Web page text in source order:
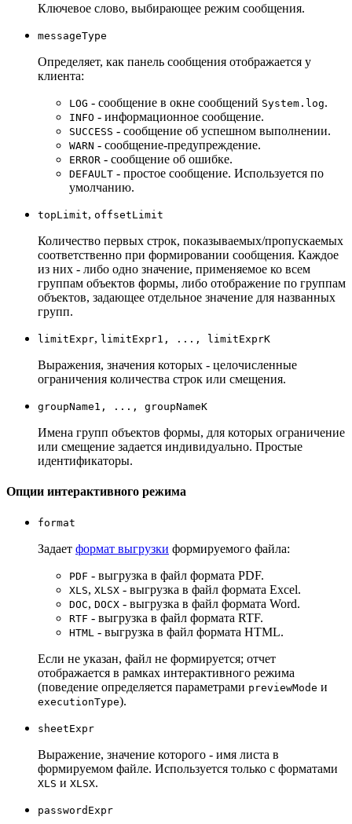
Ключевое слово, выбирающее режим сообщения.
messageType
Определяет, как панель сообщения отображается у
клиента:
LOG - сообщение в окне сообщений System.log.
INFO - информационное сообщение.
SUCCESS - сообщение об успешном выполнении.
WARN - сообщение-предупреждение.
ERROR - сообщение об ошибке.
DEFAULT - простое сообщение. Используется по
умолчанию.
topLimit, offsetLimit
Количество первых строк, показываемых/пропускаемых
соответственно при формировании сообщения. Каждое
из них - либо одно значение, применяемое ко всем
группам объектов формы, либо отображение по группам
объектов, задающее отдельное значение для названных
групп.
limitExpr, limitExpr1, ..., limitExprK
Выражения, значения которых - целочисленные
ограничения количества строк или смещения.
groupName1, ..., groupNameK
Имена групп объектов формы, для которых ограничение
или смещение задается индивидуально. Простые
идентификаторы.
Опции интерактивного режима
format
Задает формат выгрузки формируемого файла:
PDF - выгрузка в файл формата PDF.
XLS, XLSX - выгрузка в файл формата Excel.
DOC, DOCX - выгрузка в файл формата Word.
RTF - выгрузка в файл формата RTF.
HTML - выгрузка в файл формата HTML.
Если не указан, файл не формируется; отчет
отображается в рамках интерактивного режима
(поведение определяется параметрами previewMode и
executionType).
sheetExpr
Выражение, значение которого - имя листа в
формируемом файле. Используется только с форматами
XLS и XLSX.
passwordExpr